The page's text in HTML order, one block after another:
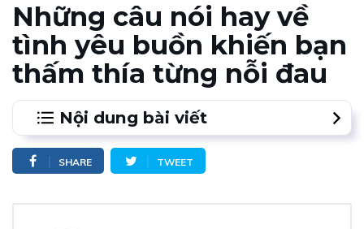
Những câu nói hay về
tình yêu buồn khiến bạn
thấm thía từng nỗi đau
Nội dung bài viết
1.1. Những câu nói hay về tình yêu buồn - một mối
tình đơn phương
SHARE TWEET